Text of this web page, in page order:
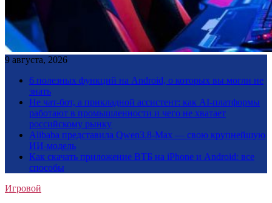
9 августа, 2026
6 полезных функций на Android, о которых вы могли не
знать
Не чат-бот, а прикладной ассистент: как AI-платформы
работают в промышленности и чего не хватает
российскому рынку
Alibaba представила Qwen3.8-Max — свою крупнейшую
ИИ-модель
Как скачать приложение ВТБ на iPhone и Android: все
способы
Игровой